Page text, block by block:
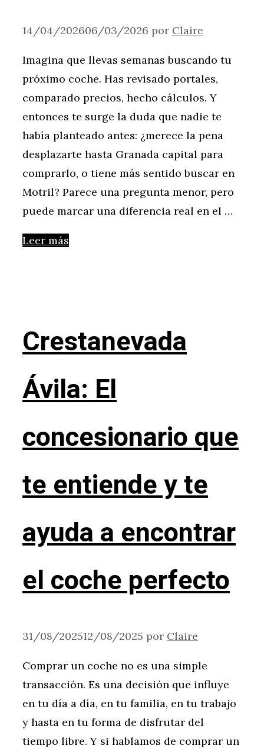
14/04/202606/03/2026 por Claire
Imagina que llevas semanas buscando tu
próximo coche. Has revisado portales,
comparado precios, hecho cálculos. Y
entonces te surge la duda que nadie te
había planteado antes: ¿merece la pena
desplazarte hasta Granada capital para
comprarlo, o tiene más sentido buscar en
Motril? Parece una pregunta menor, pero
puede marcar una diferencia real en el …
Leer más
Crestanevada
Ávila: El
concesionario que
te entiende y te
ayuda a encontrar
el coche perfecto
31/08/202512/08/2025 por Claire
Comprar un coche no es una simple
transacción. Es una decisión que influye
en tu día a día, en tu familia, en tu trabajo
y hasta en tu forma de disfrutar del
tiempo libre. Y si hablamos de comprar un